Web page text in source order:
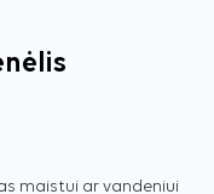
maistui ar vandeniui